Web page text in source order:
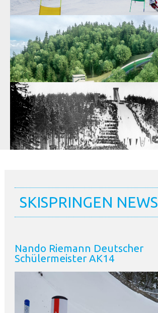
SKISPRINGEN NEWS
Nando Riemann Deutscher
Schülermeister AK14